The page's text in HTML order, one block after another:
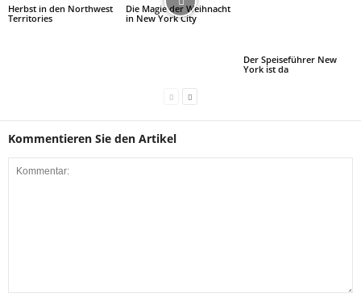
Herbst in den Northwest
Territories
Die Magie der Weihnacht
in New York City
Der Speiseführer New
York ist da
Kommentieren Sie den Artikel